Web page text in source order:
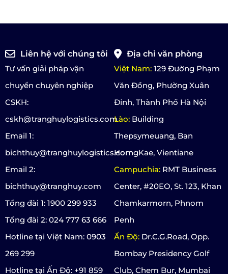
Liên hệ với chúng tôi
Tư vấn giải pháp vận
chuyển chuyên nghiệp
CSKH:
cskh@tranghuylogistics.com
Email 1:
bichthuy@tranghuylogistics.com
Email 2:
bichthuy@tranghuy.com
Tổng đài 1: 1900 299 933
Tổng đài 2: 024 777 63 666
Hotline tại Việt Nam: 0903
269 299
Hotline tại Ấn Độ: +91 859
Địa chỉ văn phòng
Việt Nam: 129 Đường Phạm
Văn Đồng, Phường Xuân
Đỉnh, Thành Phố Hà Nội
Lào: Building
Thepsymeuang, Ban
HorngKae, Vientiane
Campuchia: RMT Business
Center, #20EO, St. 123, Khan
Chamkarmorn, Phnom
Penh
Ấn Độ: Dr.C.G.Road, Opp.
Bombay Presidency Golf
Club, Chem Bur, Mumbai